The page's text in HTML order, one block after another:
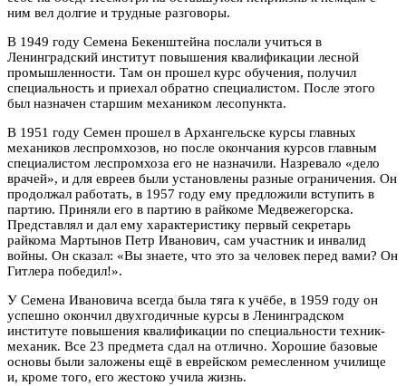
ним вел долгие и трудные разговоры.
В 1949 году Семена Бекенштейна послали учиться в
Ленинградский институт повышения квалификации лесной
промышленности. Там он прошел курс обучения, получил
специальность и приехал обратно специалистом. После этого
был назначен старшим механиком лесопункта.
В 1951 году Семен прошел в Архангельске курсы главных
механиков леспромхозов, но после окончания курсов главным
специалистом леспромхоза его не назначили. Назревало «дело
врачей», и для евреев были установлены разные ограничения. Он
продолжал работать, в 1957 году ему предложили вступить в
партию. Приняли его в партию в райкоме Медвежегорска.
Представлял и дал ему характеристику первый секретарь
райкома Мартынов Петр Иванович, сам участник и инвалид
войны. Он сказал: «Вы знаете, что это за человек перед вами? Он
Гитлера победил!».
У Семена Ивановича всегда была тяга к учёбе, в 1959 году он
успешно окончил двухгодичные курсы в Ленинградском
институте повышения квалификации по специальности техник-
механик. Все 23 предмета сдал на отлично. Хорошие базовые
основы были заложены ещё в еврейском ремесленном училище
и, кроме того, его жестоко учила жизнь.